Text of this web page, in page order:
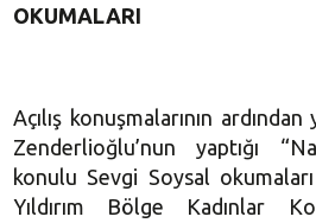
OKUMALARI
Açılış konuşmalarının
Zenderlioğlu’nun yaptığı
konulu Sevgi Soysal okumaları
Yıldırım Bölge Kadınlar